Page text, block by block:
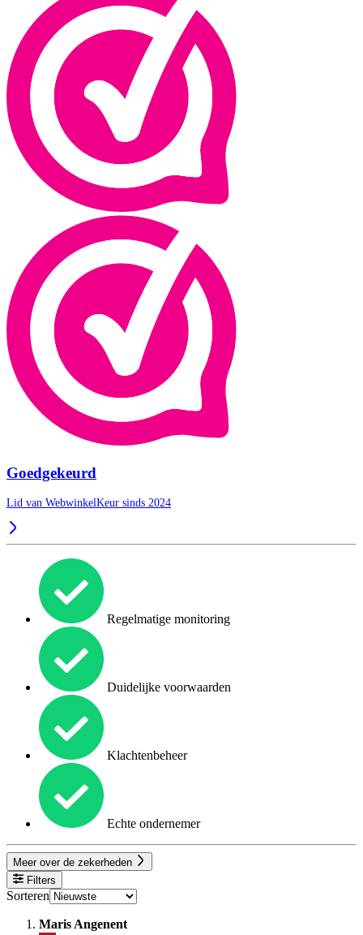
Goedgekeurd
Lid van WebwinkelKeur sinds 2024
Regelmatige monitoring
Duidelijke voorwaarden
Klachtenbeheer
Echte ondernemer
Meer over de zekerheden
Filters
Sorteren
Maris Angenent